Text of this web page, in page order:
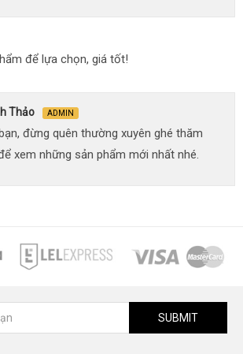
để lựa chọn, giá tốt!
Thảo ADMIN
đừng quên thường xuyên ghé thăm
xem những sản phẩm mới nhất nhé.
SUBMIT